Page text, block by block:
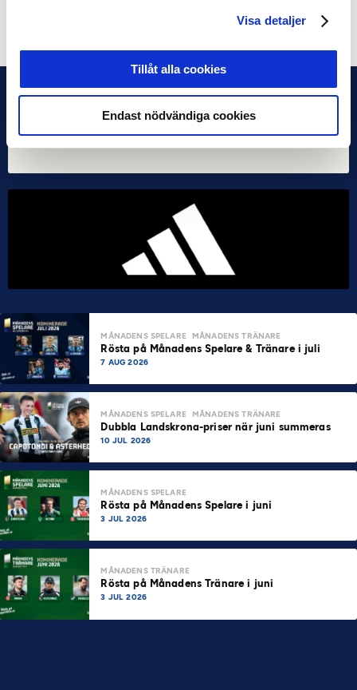
Visa detaljer
Tillåt alla cookies
Endast nödvändiga cookies
Dela på Twitter
MÅNADENS SPELARE MÅNADENS TRÄNARE
Rösta på Månadens Spelare & Tränare i juli
7 AUG 2026
MÅNADENS SPELARE MÅNADENS TRÄNARE
Dubbla Landskrona-priser när juni summeras
10 JUL 2026
MÅNADENS SPELARE
Rösta på Månadens Spelare i juni
3 JUL 2026
MÅNADENS TRÄNARE
Rösta på Månadens Tränare i juni
3 JUL 2026